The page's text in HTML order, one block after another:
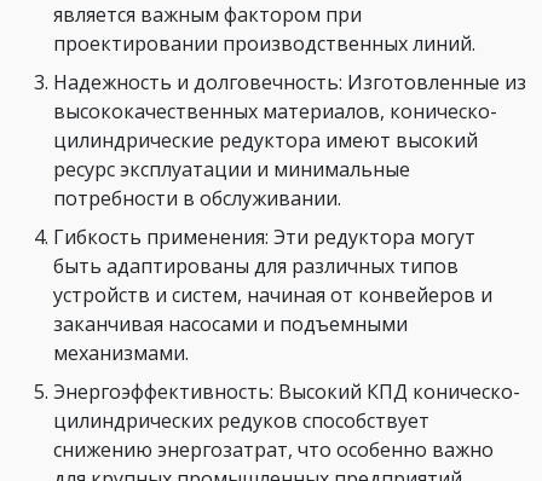
является важным фактором при
проектировании производственных линий.
Надежность и долговечность: Изготовленные из
высококачественных материалов, коническо-
цилиндрические редуктора имеют высокий
ресурс эксплуатации и минимальные
потребности в обслуживании.
Гибкость применения: Эти редуктора могут
быть адаптированы для различных типов
устройств и систем, начиная от конвейеров и
заканчивая насосами и подъемными
механизмами.
Энергоэффективность: Высокий КПД коническо-
цилиндрических редуков способствует
снижению энергозатрат, что особенно важно